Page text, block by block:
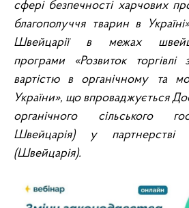
сфері безпечності харчових
благополуччя тварин в
Швейцарії в межах
програми «Розвиток
вартістю в органічному та
України», що впроваджується
органічного сільського
Швейцарія) у
(Швейцарія).